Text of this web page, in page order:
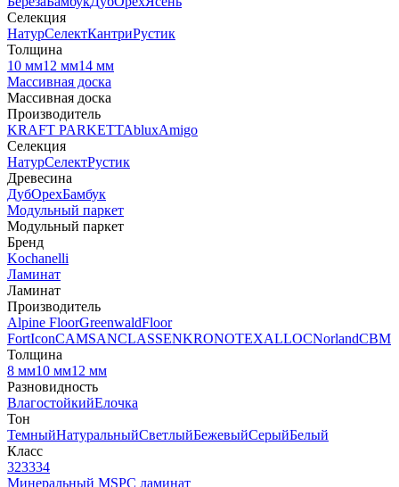
Селекция
НатурСелектКантриРустик
Толщина
10 мм12 мм14 мм
Массивная доска
Массивная доска
Производитель
KRAFT PARKETTAbluxAmigo
Селекция
НатурСелектРустик
Древесина
ДубОрехБамбук
Модульный паркет
Модульный паркет
Бренд
Kochanelli
Ламинат
Ламинат
Производитель
Alpine FloorGreenwaldFloor
FortIconCAMSANCLASSENKRONOTEXALLOCNorlandCBM
Толщина
8 мм10 мм12 мм
Разновидность
ВлагостойкийЕлочка
Тон
ТемныйНатуральныйСветлыйБежевыйСерыйБелый
Класс
323334
Минеральный MSPC ламинат